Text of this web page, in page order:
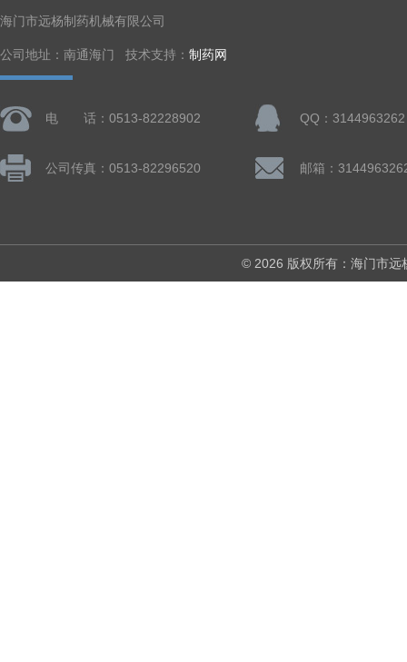
海门市远杨制药机械有限公司
公司地址：南通海门 技术支持： 制药网
电 话：0513-82228902 QQ：3144963262
公司传真：0513-82296520 邮箱：
© 2026 版权所有：海门市